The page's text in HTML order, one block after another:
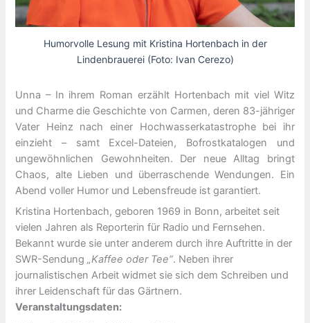
Humorvolle Lesung mit Kristina Hortenbach in der
Lindenbrauerei (Foto: Ivan Cerezo)
Unna – In ihrem Roman erzählt Hortenbach mit viel Witz
und Charme die Geschichte von Carmen, deren 83-jähriger
Vater Heinz nach einer Hochwasserkatastrophe bei ihr
einzieht – samt Excel-Dateien, Bofrostkatalogen und
ungewöhnlichen Gewohnheiten. Der neue Alltag bringt
Chaos, alte Lieben und überraschende Wendungen. Ein
Abend voller Humor und Lebensfreude ist garantiert.
Kristina Hortenbach, geboren 1969 in Bonn, arbeitet seit
vielen Jahren als Reporterin für Radio und Fernsehen.
Bekannt wurde sie unter anderem durch ihre Auftritte in der
SWR-Sendung„Kaffee oder Tee“. Neben ihrer
journalistischen Arbeit widmet sie sich dem Schreiben und
ihrer Leidenschaft für das Gärtnern.
Veranstaltungsdaten: